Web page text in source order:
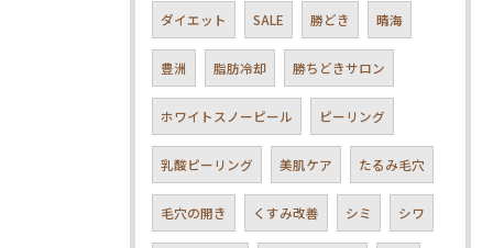
ダイエット SALE 勝どき 晴海
豊洲 脂肪冷却 勝ちどきサロン
ホワイトスノーピール ピーリング
乳酸ピーリング 美肌ケア たるみ毛穴
毛穴の開き くすみ改善 シミ シワ